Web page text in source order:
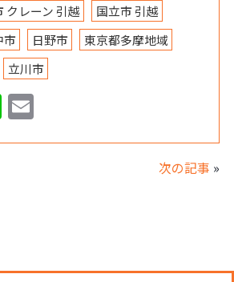
クレーン 引越
国立市 引越
市 日野市
東京都多摩地域
立川市
Li
n
E
m
次の記事 »
SHARE